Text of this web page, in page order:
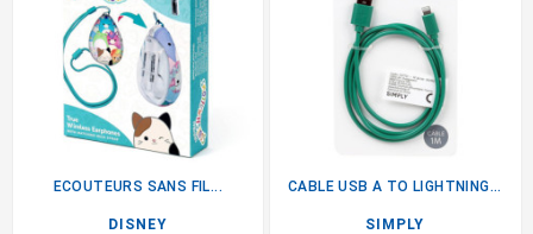
ECOUTEURS SANS FIL...
DISNEY
CABLE USB A TO LIGHTNING 1 M
SIMPLY